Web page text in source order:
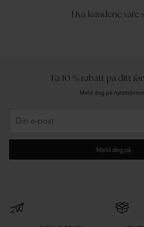
Hva kundene våre
Få 10 % rabatt på ditt
Meld deg på
Meld deg på